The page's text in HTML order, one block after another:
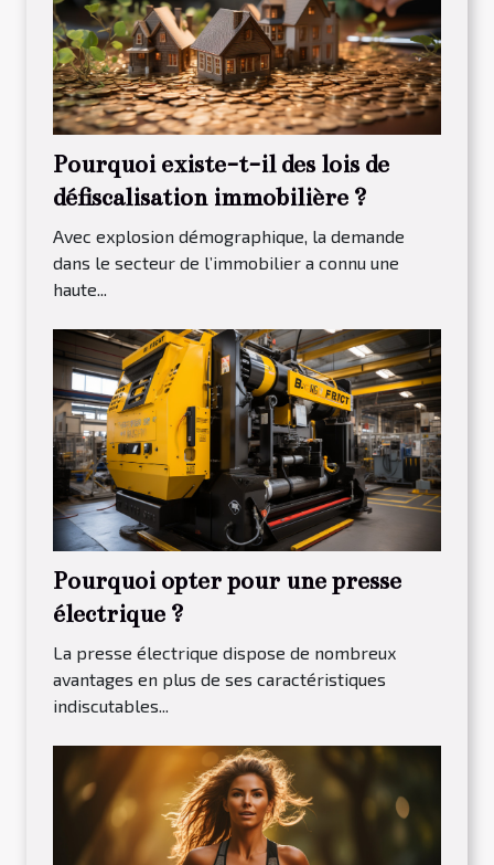
Pourquoi existe-t-il des lois de
défiscalisation immobilière ?
Avec explosion démographique, la demande
dans le secteur de l’immobilier a connu une
haute...
Pourquoi opter pour une presse
électrique ?
La presse électrique dispose de nombreux
avantages en plus de ses caractéristiques
indiscutables...